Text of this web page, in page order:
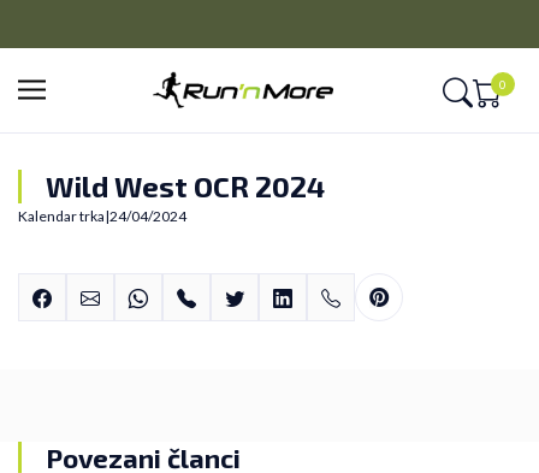
0
Wild West OCR 2024
Kalendar trka|24/04/2024
Povezani članci